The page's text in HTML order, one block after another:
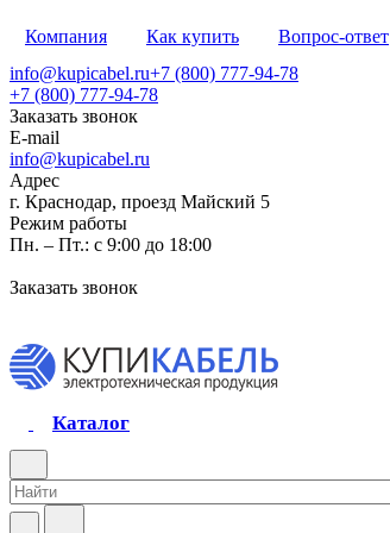
Компания Как купить Вопрос-ответ
info@kupicabel.ru+7 (800) 777-94-78
+7 (800) 777-94-78
Заказать звонок
E-mail
info@kupicabel.ru
Адрес
г. Краснодар, проезд Майский 5
Режим работы
Пн. – Пт.: с 9:00 до 18:00
Заказать звонок
Каталог